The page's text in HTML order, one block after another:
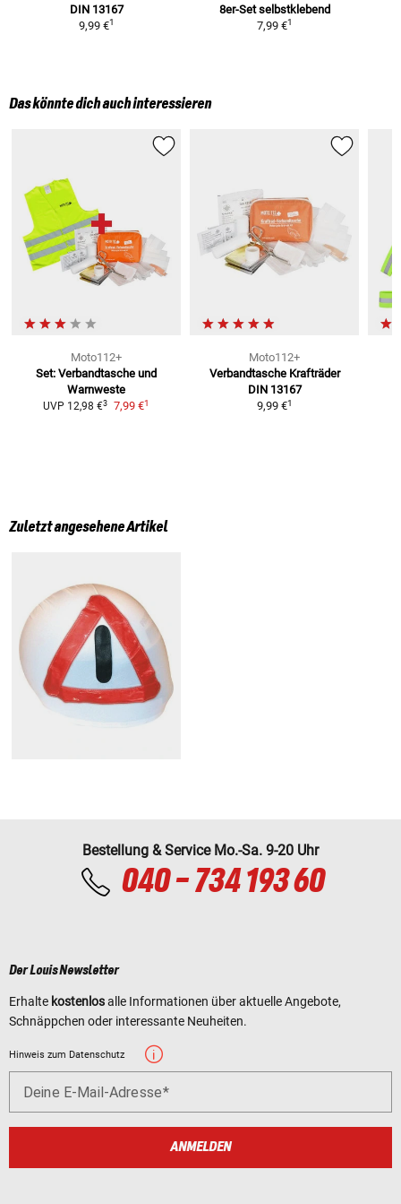
DIN 13167
9,99 €1
8er-Set selbstklebend
7,99 €1
Das könnte dich auch interessieren
Moto112+
Set: Verbandtasche und
Warnweste
UVP 12,98 €3 7,99 €1
Moto112+
Verbandtasche Krafträder
DIN 13167
9,99 €1
Zuletzt angesehene Artikel
Bestellung & Service Mo.-Sa. 9-20 Uhr
040 - 734 193 60
Der Louis Newsletter
Erhalte kostenlosalle Informationen über aktuelle Angebote,
Schnäppchen oder interessante Neuheiten.
Hinweis zum Datenschutz
Deine E-Mail-Adresse
ANMELDEN